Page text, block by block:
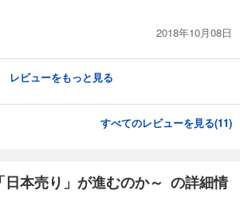
2018年10月08日
レビューをもっと見る
すべてのレビューを見る(11)
日本売り」が進むのか～ の詳細情